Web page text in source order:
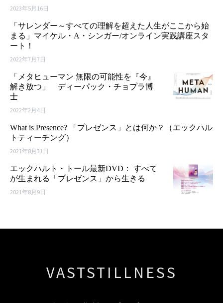
2023年5月16日
「サレンダー～すべての理解を超えた人生がここから始
まる」マイケル・A・シンガー/オンライン実践講座スタ
ート！
2022年7月7日
「メタヒューマン 無限の可能性を『今』
解き放つ」 ディーパック・チョプラ博
士
2022年2月4日
What is Presence? 「プレゼンス」とは何か？（エックハル
トティーチング）
2021年8月31日
エックハルト・トール最新DVD： すべて
が生まれる「プレゼンス」から生きる
2021年8月9日
VASTSTILLNESS